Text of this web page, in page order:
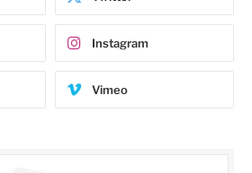
Instagram
Vimeo